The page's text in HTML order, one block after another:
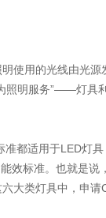
用的光线由光源
照明服务”——灯具
适用于LED灯具
效标准。也就是
大类灯具中，申请